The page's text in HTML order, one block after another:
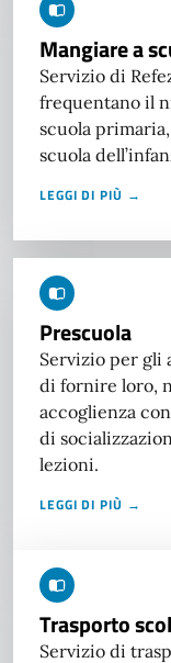
Mangiare a
Servizio di
frequentano il
scuola
scuola
LEGGI DI PIÙ →
Prescuola
Servizio per gli
di fornire loro,
accoglienza
di
lezioni.
LEGGI DI PIÙ →
Trasporto
Servizio di